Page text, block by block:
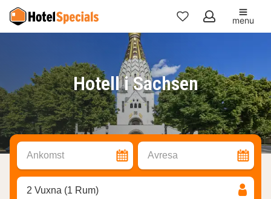
Mina
menu
Hotell i Sachsen
Ankomst Avresa
2 Vuxna (1 Rum)